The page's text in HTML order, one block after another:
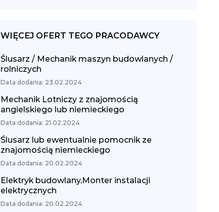
WIĘCEJ OFERT TEGO PRACODAWCY
Ślusarz / Mechanik maszyn budowlanych /
rolniczych
Data dodania: 23.02.2024
Mechanik Lotniczy z znajomością
angielskiego lub niemieckiego
Data dodania: 21.02.2024
Ślusarz lub ewentualnie pomocnik ze
znajomością niemieckiego
Data dodania: 20.02.2024
Elektryk budowlany,Monter instalacji
elektrycznych
Data dodania: 20.02.2024